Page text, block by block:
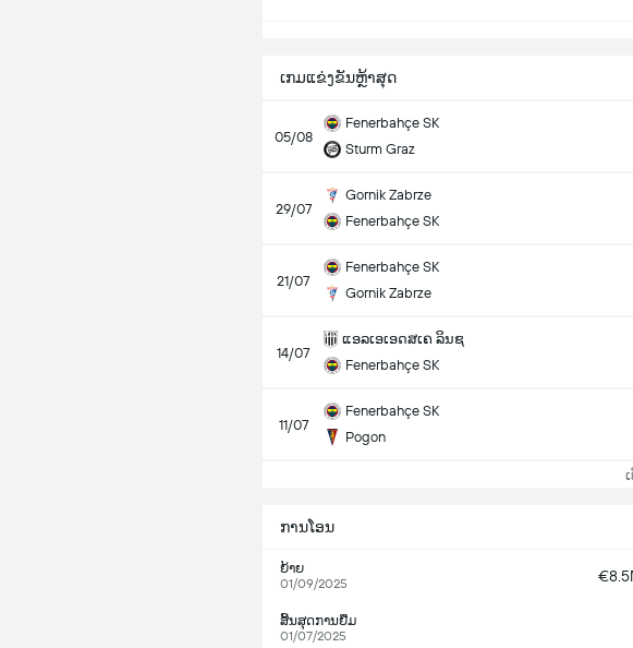
ເກມແຂ່ງຂັນຫຼ້າສຸດ
05/08
Fenerbahçe SK
Sturm Graz
29/07
Gornik Zabrze
Fenerbahçe SK
21/07
Fenerbahçe SK
Gornik Zabrze
14/07
ແອລເອເອດສເຄ ລິນຊ
Fenerbahçe SK
11/07
Fenerbahçe SK
Pogon
ເ
ການໂອນ
ຍ້າຍ
01/09/2025
ສິ້ນສຸດການຢືມ
01/07/2025